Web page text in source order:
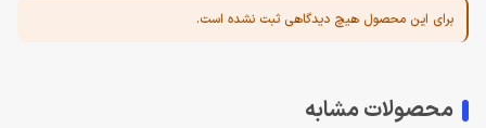
برای این محصول هیچ دیدگاهی ثبت نشده است.
محصولات مشابه